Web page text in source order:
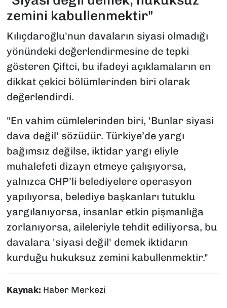
zemini kabullenmektir"
Kılıçdaroğlu'nun davaların siyasi olmadığı
yönündeki değerlendirmesine de tepki
gösteren Çiftci, bu ifadeyi açıklamaların en
dikkat çekici bölümlerinden biri olarak
değerlendirdi.
"En vahim cümlelerinden biri, 'Bunlar siyasi
dava değil' sözüdür. Türkiye’de yargı
bağımsız değilse, iktidar yargı eliyle
muhalefeti dizayn etmeye çalışıyorsa,
yalnızca CHP’li belediyelere operasyon
yapılıyorsa, belediye başkanları tutuklu
yargılanıyorsa, insanlar etkin pişmanlığa
zorlanıyorsa, aileleriyle tehdit ediliyorsa, bu
davalara 'siyasi değil' demek iktidarın
kurduğu hukuksuz zemini kabullenmektir."
Kaynak: Haber Merkezi